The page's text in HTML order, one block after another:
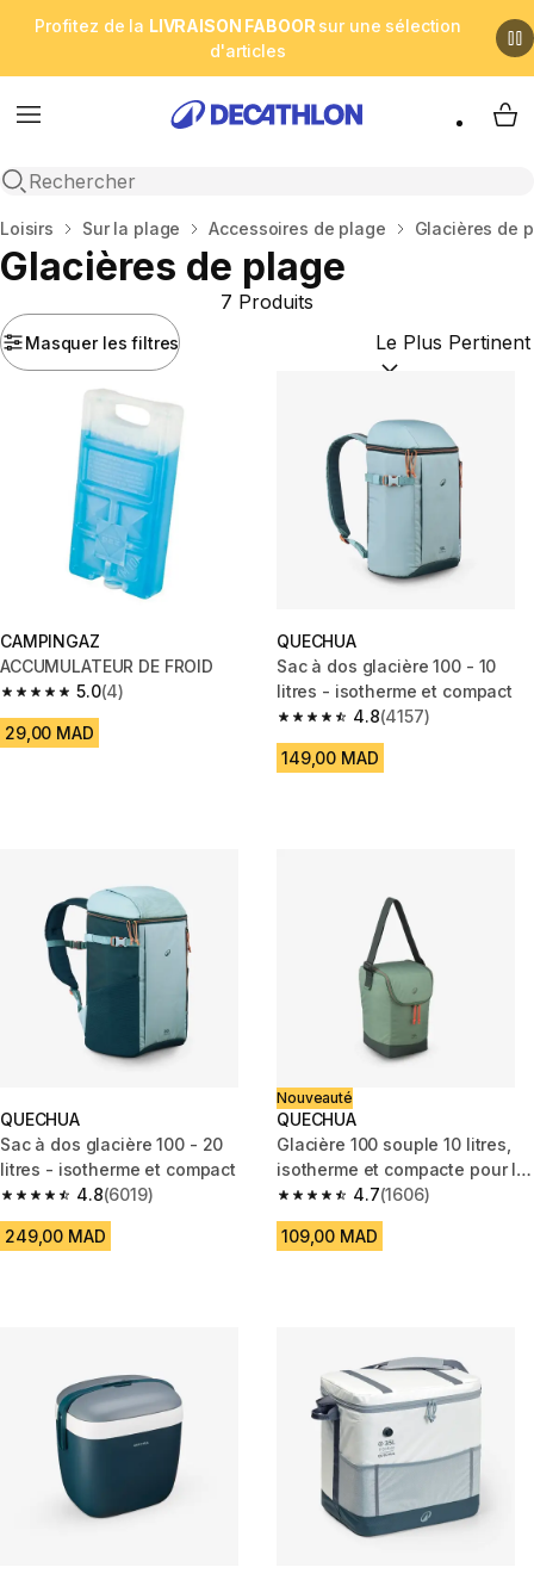
Profitez de la LIVRAISON FABOOR sur une sélection
d'articles
Menu
Open search
My
Accueil
Loisirs Sur la plage Accessoires de plage Glacières de
Glacières de plage
Masquer les filtres
7 Produits
Trier par :
CAMPINGAZ
ACCUMULATEUR DE FROID
5.0
5.0 out of 5 stars from 4 reviews
(4)
29,00 MAD
QUECHUA
Sac à dos glacière 100 - 10
litres - isotherme et compact
4.8
4.8 out of 5 stars from 4157
(4157)
149,00 MAD
QUECHUA
Sac à dos glacière 100 - 20
litres - isotherme et compact
4.8
4.8 out of 5 stars from 6019 reviews
(6019)
249,00 MAD
Nouveauté
QUECHUA
Glacière 100 souple 10 litres,
isotherme et compacte pour le
camping 4.7
4.7 out of 5 stars from 1606
(1606)
109,00 MAD